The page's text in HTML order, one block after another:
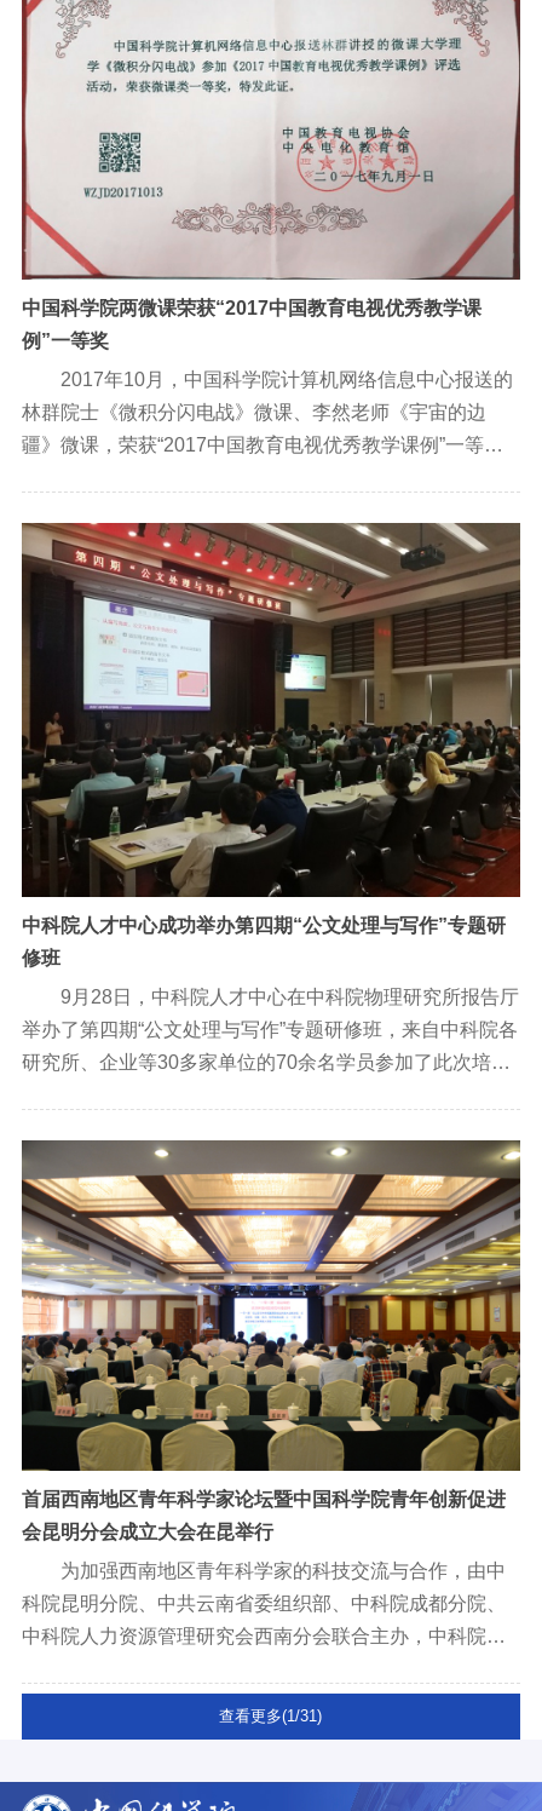
训。
中国科学院两微课荣获“2017中国教育电视优秀教学课
例”一等奖
2017年10月，中国科学院计算机网络信息中心报送的
林群院士《微积分闪电战》微课、李然老师《宇宙的边
疆》微课，荣获“2017中国教育电视优秀教学课例”一等
中科院人才中心成功举办第四期“公文处理与写作”专题研
修班
9月28日，中科院人才中心在中科院物理研究所报告厅
举办了第四期“公文处理与写作”专题研修班，来自中科院各
研究所、企业等30多家单位的70余名学员参加了此次培
首届西南地区青年科学家论坛暨中国科学院青年创新促进
会昆明分会成立大会在昆举行
为加强西南地区青年科学家的科技交流与合作，由中
科院昆明分院、中共云南省委组织部、中科院成都分院、
中科院人力资源管理研究会西南分会联合主办，中科院青
查看更多(1/31)